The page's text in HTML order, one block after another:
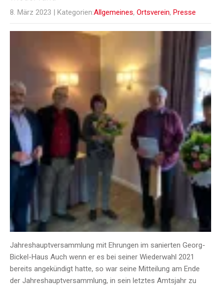
8. März 2023 | Kategorien:Allgemeines, Ortsverein, Presse
Jahreshauptversammlung mit Ehrungen im sanierten Georg-
Bickel-Haus Auch wenn er es bei seiner Wiederwahl 2021
bereits angekündigt hatte, so war seine Mitteilung am Ende
der Jahreshauptversammlung, in sein letztes Amtsjahr zu